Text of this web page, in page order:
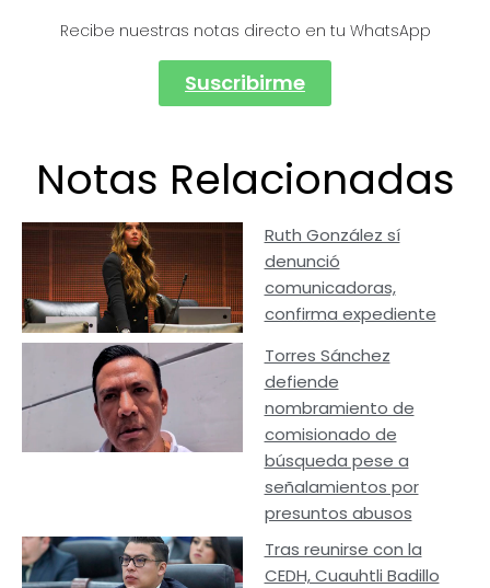
Recibe nuestras notas directo en tu WhatsApp
Suscribirme
Notas Relacionadas
Ruth González sí
denunció
comunicadoras,
confirma expediente
Torres Sánchez
defiende
nombramiento de
comisionado de
búsqueda pese a
señalamientos por
presuntos abusos
Tras reunirse con la
CEDH, Cuauhtli Badillo